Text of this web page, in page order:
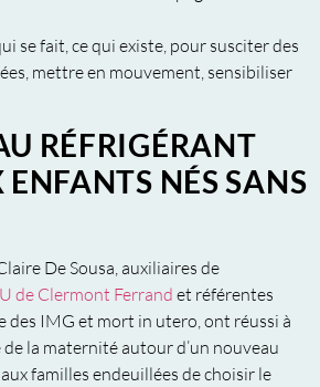
se fait, ce qui existe, pour susciter des
mettre en mouvement, sensibiliser
RÉFRIGÉRANT
NÉS SANS
De Sousa, auxiliaires de
de Clermont Ferrand et référentes
des IMG et mort in utero, ont réussi à
la maternité autour d’un nouveau
familles endeuillées de choisir le